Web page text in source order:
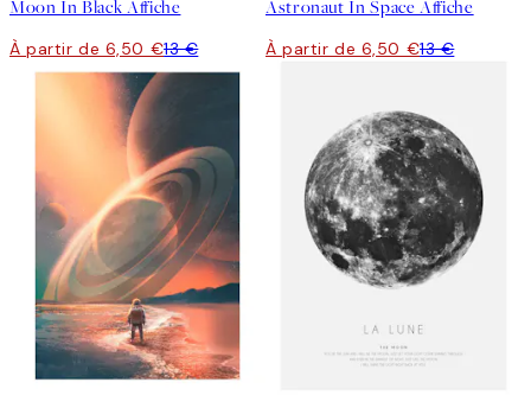
Moon In Black Affiche
À partir de 6,50 €13 €
Astronaut In Space Affiche
À partir de 6,50 €13 €